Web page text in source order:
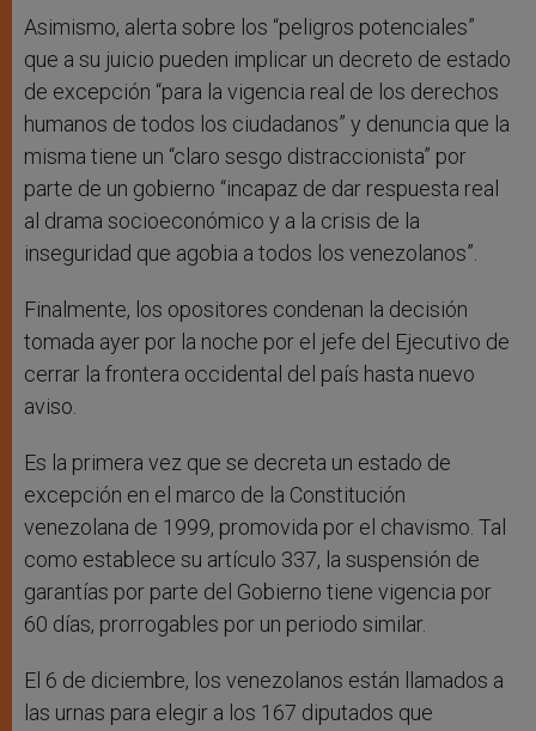
Asimismo, alerta sobre los “peligros potenciales”
que a su juicio pueden implicar un decreto de estado
de excepción “para la vigencia real de los derechos
humanos de todos los ciudadanos” y denuncia que la
misma tiene un “claro sesgo distraccionista” por
parte de un gobierno “incapaz de dar respuesta real
al drama socioeconómico y a la crisis de la
inseguridad que agobia a todos los venezolanos”.
Finalmente, los opositores condenan la decisión
tomada ayer por la noche por el jefe del Ejecutivo de
cerrar la frontera occidental del país hasta nuevo
aviso.
Es la primera vez que se decreta un estado de
excepción en el marco de la Constitución
venezolana de 1999, promovida por el chavismo. Tal
como establece su artículo 337, la suspensión de
garantías por parte del Gobierno tiene vigencia por
60 días, prorrogables por un periodo similar.
El 6 de diciembre, los venezolanos están llamados a
las urnas para elegir a los 167 diputados que